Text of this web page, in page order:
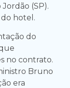
(SP).
hotel.
do
no contrato.
Bruno
era